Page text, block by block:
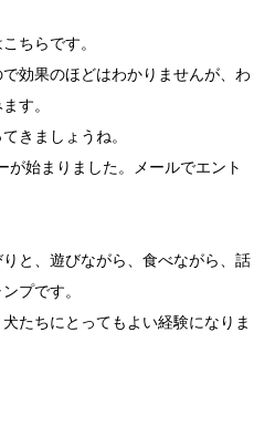
こちらです。
効果のほどはわかりませんが、わ
す。
きましょうね。
が始まりました。メールでエント
と、遊びながら、食べながら、話
プです。
たちにとってもよい経験になりま